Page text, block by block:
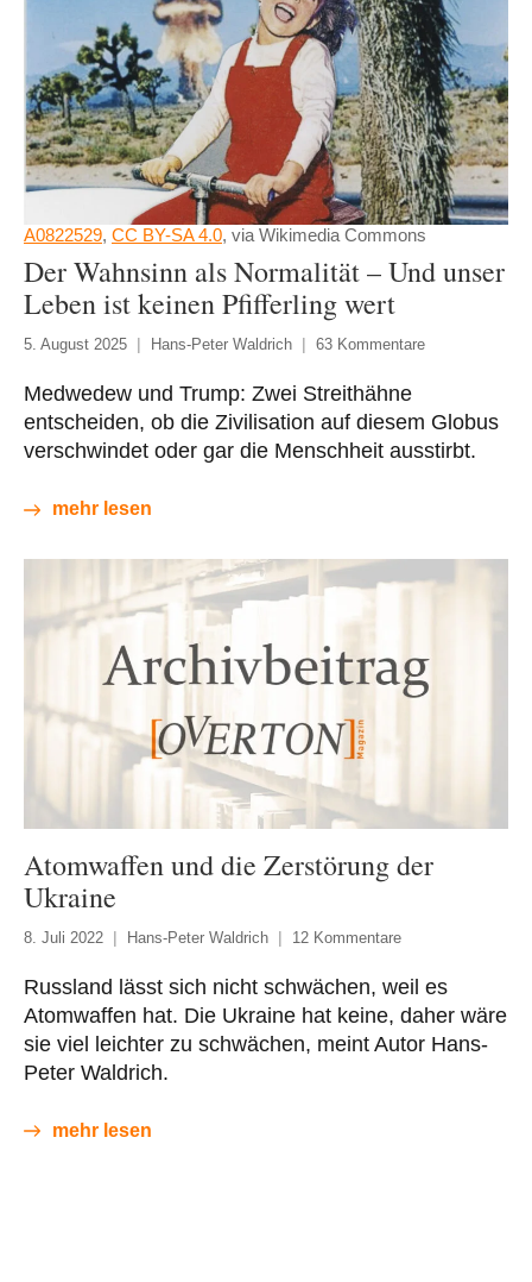
A0822529, CC BY-SA 4.0, via Wikimedia Commons
Der Wahnsinn als Normalität – Und unser
Leben ist keinen Pfifferling wert
5. August 2025 Hans-Peter Waldrich 63 Kommentare
Medwedew und Trump: Zwei Streithähne
entscheiden, ob die Zivilisation auf diesem Globus
verschwindet oder gar die Menschheit ausstirbt.
mehr lesen
Atomwaffen und die Zerstörung der
Ukraine
8. Juli 2022 Hans-Peter Waldrich 12 Kommentare
Russland lässt sich nicht schwächen, weil es
Atomwaffen hat. Die Ukraine hat keine, daher wäre
sie viel leichter zu schwächen, meint Autor Hans-
Peter Waldrich.
mehr lesen